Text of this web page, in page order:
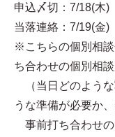
申込〆切：7/18(木
当落連絡：7/19(金
※こちらの個別相
ち合わせの個別相談
（当日どのような
うな準備が必要か
事前打ち合わせの